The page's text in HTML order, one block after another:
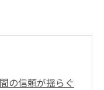
の信頼が揺らぐ